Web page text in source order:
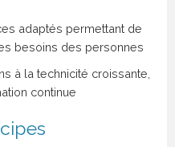
adaptés permettant de
besoins des personnes
à la technicité croissante,
continue